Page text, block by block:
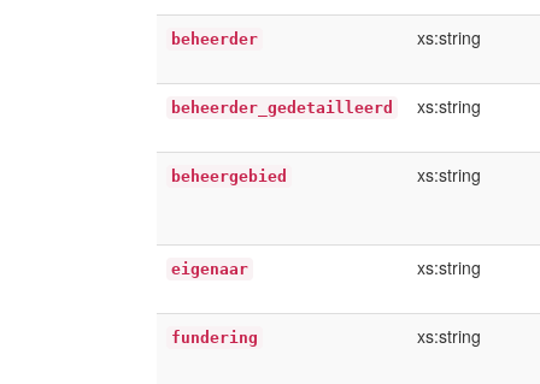
beheerder xs:string
beheerder_gedetailleerd xs:string
beheergebied xs:string
eigenaar xs:string
fundering xs:string